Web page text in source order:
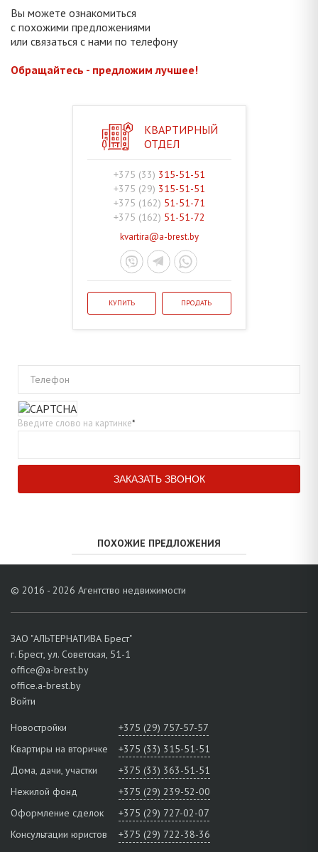
Вы можете ознакомиться
с похожими предложениями
или связаться с нами по телефону
Обращайтесь - предложим лучшее!
КВАРТИРНЫЙ
ОТДЕЛ
+375 (33) 315-51-51
+375 (29) 315-51-51
+375 (162) 51-51-71
+375 (162) 51-51-72
kvartira@a-brest.by
КУПИТЬ ПРОДАТЬ
Телефон
Введите слово на картинке*
ПОХОЖИЕ ПРЕДЛОЖЕНИЯ
© 2016 - 2026 Агентство недвижимости
ЗАО "АЛЬТЕРНАТИВА Брест"
г. Брест, ул. Советская, 51-1
office@a-brest.by
office.a-brest.by
Войти
Новостройки
+375 (29) 757-57-57
Квартиры на вторичке
+375 (33) 315-51-51
Дома, дачи, участки
+375 (33) 363-51-51
Нежилой фонд
+375 (29) 239-52-00
Оформление сделок
+375 (29) 727-02-07
Консультации юристов
+375 (29) 722-38-36